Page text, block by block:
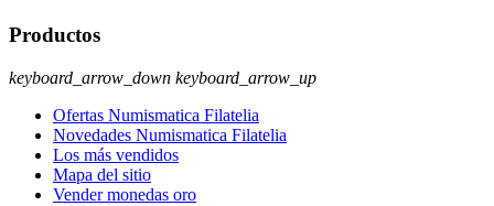
Productos
keyboard_arrow_down keyboard_arrow_up
Ofertas Numismatica Filatelia
Novedades Numismatica Filatelia
Los más vendidos
Mapa del sitio
Vender monedas oro